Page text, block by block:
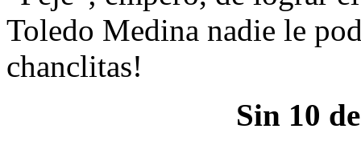
Toledo Medina nadie le
chanclitas!
Sin 10